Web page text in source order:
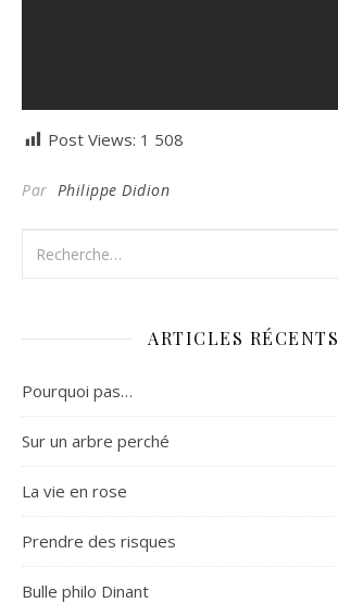
Post Views: 1 508
Par Philippe Didion
ARTICLES RÉCENTS
Pourquoi pas…
Sur un arbre perché
La vie en rose
Prendre des risques
Bulle philo Dinant